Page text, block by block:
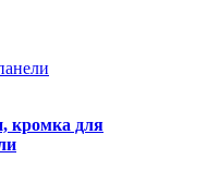
кромка для